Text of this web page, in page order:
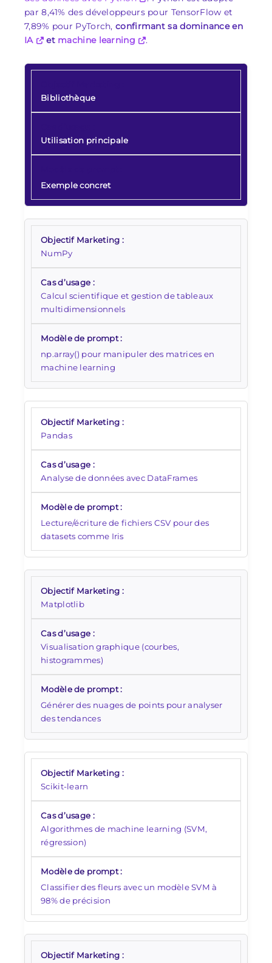
par 8,41% des développeurs pour TensorFlow et
7,89% pour PyTorch,confirmant sa dominance en
IA
et machine learning .
Bibliothèque
Utilisation principale
Exemple concret
NumPy
Calcul scientifique et gestion de tableaux
multidimensionnels
np.array() pour manipuler des matrices en
machine learning
Pandas
Analyse de données avec DataFrames
Lecture/écriture de fichiers CSV pour des
datasets comme Iris
Matplotlib
Visualisation graphique (courbes,
histogrammes)
Générer des nuages de points pour analyser
des tendances
Scikit-learn
Algorithmes de machine learning (SVM,
régression)
Classifier des fleurs avec un modèle SVM à
98% de précision